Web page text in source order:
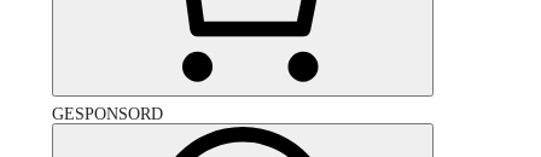
GESPONSORD